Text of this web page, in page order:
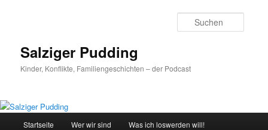
Salziger Pudding
Kinder, Konflikte, Familiengeschichten – der Podcast
Startseite Wer wir sind Was ich loswerden will!